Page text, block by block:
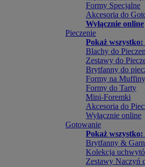
Formy Specjalne
Akcesoria do
Wyłącznie online
Pieczenie
Pokaż wszystko:
Blachy do
Zestawy do
Brytfanny do
Formy na
Formy do Tarty
Mini-Foremki
Akcesoria do
Wyłącznie online
Gotowanie
Pokaż
Brytfanny &
Kolekcja
Zestawy Naczyń